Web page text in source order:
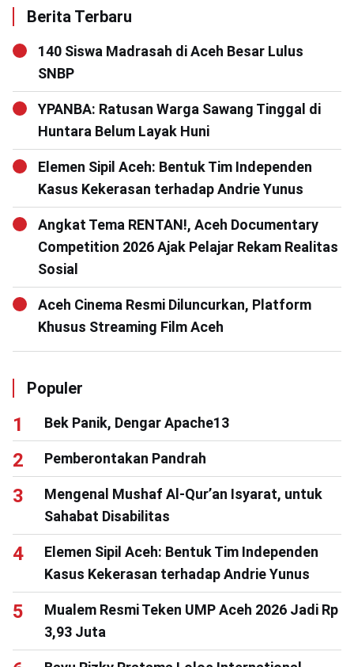
Berita Terbaru
140 Siswa Madrasah di Aceh Besar Lulus
SNBP
YPANBA: Ratusan Warga Sawang Tinggal di
Huntara Belum Layak Huni
Elemen Sipil Aceh: Bentuk Tim Independen
Kasus Kekerasan terhadap Andrie Yunus
Angkat Tema RENTAN!, Aceh Documentary
Competition 2026 Ajak Pelajar Rekam Realitas
Sosial
Aceh Cinema Resmi Diluncurkan, Platform
Khusus Streaming Film Aceh
Populer
Bek Panik, Dengar Apache13
Pemberontakan Pandrah
Mengenal Mushaf Al-Qur’an Isyarat, untuk
Sahabat Disabilitas
Elemen Sipil Aceh: Bentuk Tim Independen
Kasus Kekerasan terhadap Andrie Yunus
Mualem Resmi Teken UMP Aceh 2026 Jadi Rp
3,93 Juta